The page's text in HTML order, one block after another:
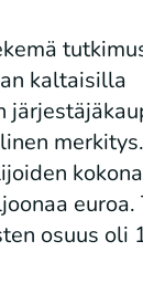
kaltaisilla
euroa.
osuus oli